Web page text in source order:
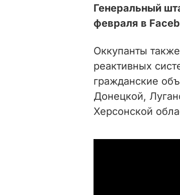
Генеральный
февраля в
Оккупанты
реактивных
гражданские
Донецкой,
Херсонской